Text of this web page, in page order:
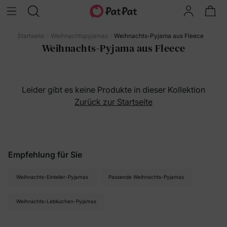
Startseite Weihnachtspyjamas Weihnachts-Pyjama aus Fleece
Weihnachts-Pyjama aus Fleece
Leider gibt es keine Produkte in dieser Kollektion
Zurück zur Startseite
Empfehlung für Sie
Weihnachts-Einteiler-Pyjamas Passende Weihnachts-Pyjamas
Weihnachts-Lebkuchen-Pyjamas